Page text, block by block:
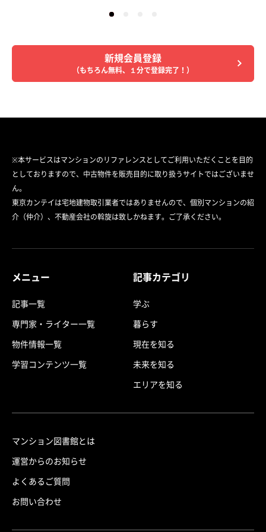
新規会員登録
（もちろん無料、１分で登録完了！）
※本サービスはマンションのリファレンスとしてご利用いただくことを目的
としておりますので、中古物件を販売目的に取り扱うサイトではございませ
ん。
東京カンテイは宅地建物取引業者ではありませんので、個別マンションの紹
介（仲介）、不動産会社の斡旋は致しかねます。ご了承ください。
メニュー
記事一覧
専門家・ライター一覧
物件情報一覧
学習コンテンツ一覧
記事カテゴリ
学ぶ
暮らす
現在を知る
未来を知る
エリアを知る
マンション図書館とは
運営からのお知らせ
よくあるご質問
お問い合わせ